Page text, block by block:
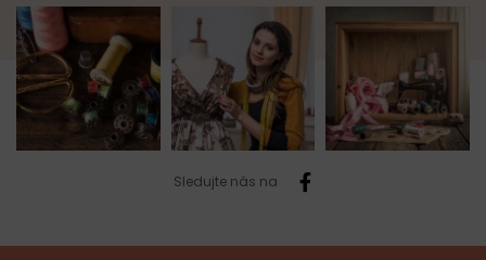
Sledujte nás na